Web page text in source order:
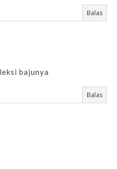
Balas
bajunya
Balas